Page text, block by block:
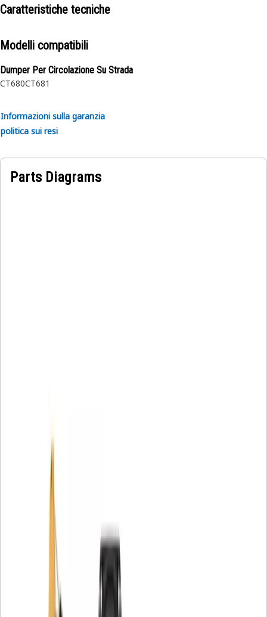
Caratteristiche tecniche
Modelli compatibili
Dumper Per Circolazione Su Strada
CT680CT681
Informazioni sulla garanzia
politica sui resi
Parts Diagrams